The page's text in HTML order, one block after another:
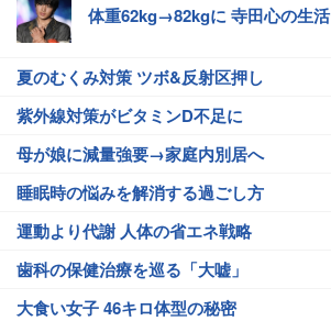
体重62kg→82kgに 寺田心の生活
夏のむくみ対策 ツボ&反射区押し
紫外線対策がビタミンD不足に
母が娘に減量強要→家庭内別居へ
睡眠時の悩みを解消する過ごし方
運動より代謝 人体の省エネ戦略
歯科の保健治療を巡る「大嘘」
大食い女子 46キロ体型の秘密